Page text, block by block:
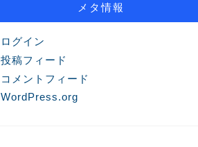
メタ情報
ログイン
投稿フィード
コメントフィード
WordPress.org